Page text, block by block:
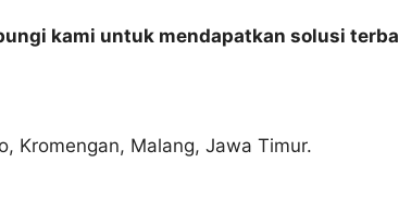
kami untuk mendapatkan solusi
Kromengan, Malang, Jawa Timur.